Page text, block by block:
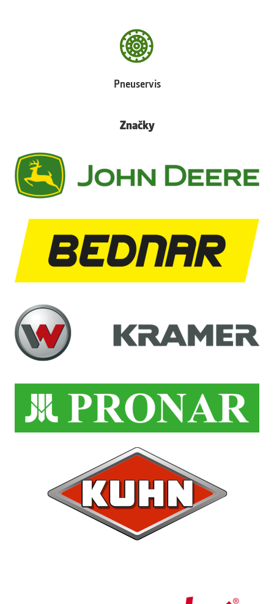
Pneuservis
Značky